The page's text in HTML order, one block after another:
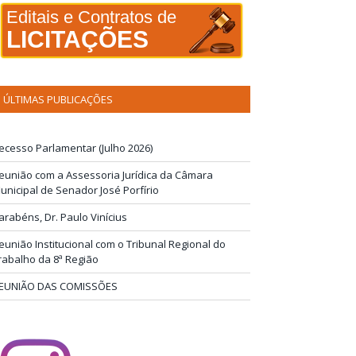
Editais e Contratos de
LICITAÇÕES
ÚLTIMAS PUBLICAÇÕES
Parlamentar (Julho 2026)
com a Assessoria Jurídica da Câmara
de Senador José Porfírio
Dr. Paulo Vinícius
Institucional com o Tribunal Regional do
da 8ª Região
DAS COMISSÕES